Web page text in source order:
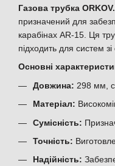
Газова трубка
призначений для
карабінах AR-15. Ця
підходить для систем
Основні
Довжина: 298 мм,
Матеріал:
Сумісність:
Точність:
Надійність: